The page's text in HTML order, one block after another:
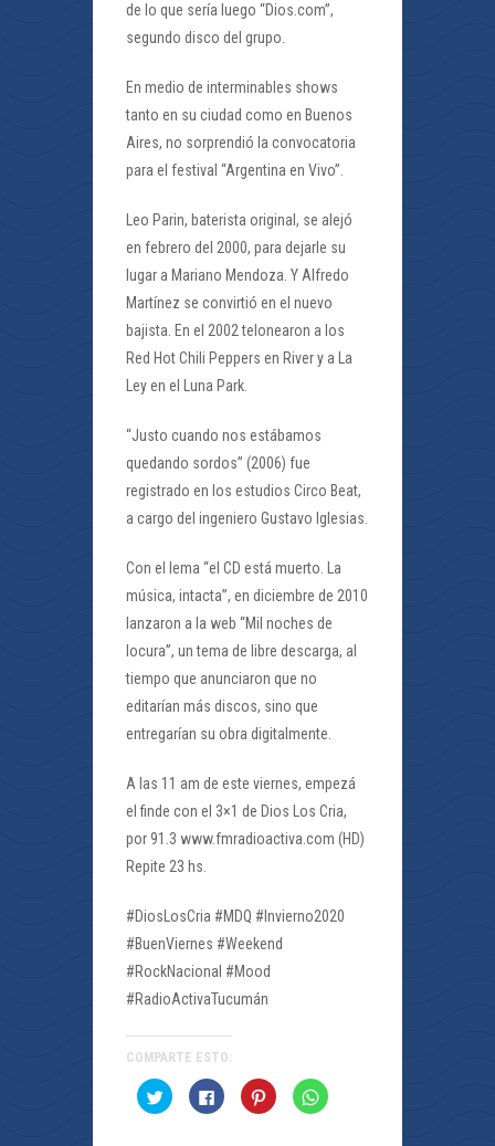
de lo que sería luego “Dios.com”,
segundo disco del grupo.
En medio de interminables shows
tanto en su ciudad como en Buenos
Aires, no sorprendió la convocatoria
para el festival “Argentina en Vivo”.
Leo Parin, baterista original, se alejó
en febrero del 2000, para dejarle su
lugar a Mariano Mendoza. Y Alfredo
Martínez se convirtió en el nuevo
bajista. En el 2002 telonearon a los
Red Hot Chili Peppers en River y a La
Ley en el Luna Park.
“Justo cuando nos estábamos
quedando sordos” (2006) fue
registrado en los estudios Circo Beat,
a cargo del ingeniero Gustavo Iglesias.
Con el lema “el CD está muerto. La
música, intacta”, en diciembre de 2010
lanzaron a la web “Mil noches de
locura”, un tema de libre descarga, al
tiempo que anunciaron que no
editarían más discos, sino que
entregarían su obra digitalmente.
A las 11 am de este viernes, empezá
el finde con el 3×1 de Dios Los Cria,
por 91.3 www.fmradioactiva.com (HD)
Repite 23 hs.
#DiosLosCria #MDQ #Invierno2020
#BuenViernes #Weekend
#RockNacional #Mood
#RadioActivaTucumán
COMPARTE ESTO:
Haz
clic
Haz
clic
Haz
clic
Haz
clic